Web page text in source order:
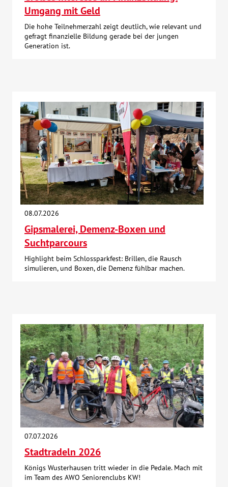
Umgang mit Geld
Die hohe Teilnehmerzahl zeigt deutlich, wie relevant und
gefragt finanzielle Bildung gerade bei der jungen
Generation ist.
08.07.2026
Gipsmalerei, Demenz-Boxen und
Suchtparcours
Highlight beim Schlossparkfest: Brillen, die Rausch
simulieren, und Boxen, die Demenz fühlbar machen.
07.07.2026
Stadtradeln 2026
Königs Wusterhausen tritt wieder in die Pedale. Mach mit
im Team des AWO Seniorenclubs KW!